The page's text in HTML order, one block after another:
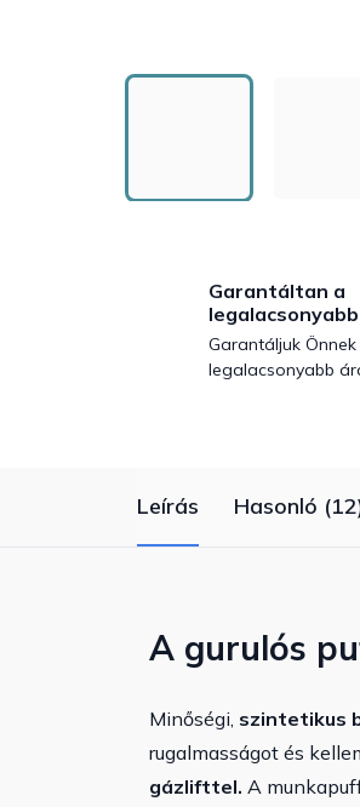
Garantáltan a
Garantáljuk Önnek
legalacsonyabb
Leírás Hasonló
A gurulós
Minőségi, szintetikus
rugalmasságot és
gázlifttel. A